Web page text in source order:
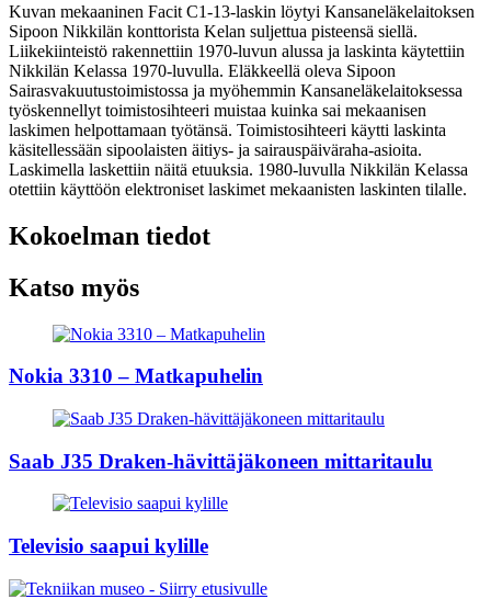
Kuvan mekaaninen Facit C1-13-laskin löytyi Kansaneläkelaitoksen
Sipoon Nikkilän konttorista Kelan suljettua pisteensä siellä.
Liikekiinteistö rakennettiin 1970-luvun alussa ja laskinta käytettiin
Nikkilän Kelassa 1970-luvulla. Eläkkeellä oleva Sipoon
Sairasvakuutustoimistossa ja myöhemmin Kansaneläkelaitoksessa
työskennellyt toimistosihteeri muistaa kuinka sai mekaanisen
laskimen helpottamaan työtänsä. Toimistosihteeri käytti laskinta
käsitellessään sipoolaisten äitiys- ja sairauspäiväraha-asioita.
Laskimella laskettiin näitä etuuksia. 1980-luvulla Nikkilän Kelassa
otettiin käyttöön elektroniset laskimet mekaanisten laskinten tilalle.
Kokoelman tiedot
Katso myös
Nokia 3310 – Matkapuhelin
Saab J35 Draken-hävittäjäkoneen mittaritaulu
Televisio saapui kylille